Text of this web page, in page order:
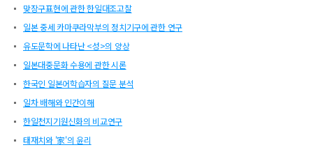
맞장구표현에 관한 한일대조고찰
일본 중세 카마쿠라막부의 정치기구에 관한 연구
유도문학에 나타난 <성>의 양상
일본대중문화 수용에 관한 시론
한국인 일본어학습자의 질문 분석
일차 배해와 인간이해
한일천지기원신화의 비교연구
태재치와 '家'의 윤리